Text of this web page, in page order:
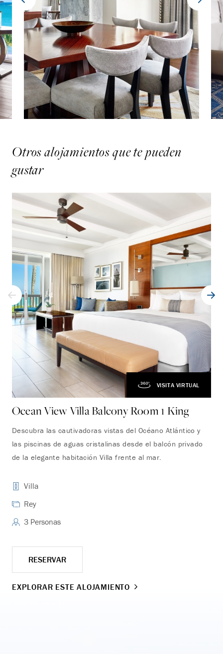
Otros alojamientos que te pueden
gustar
VISITA VIRTUAL
Ocean View Villa Balcony Room 1 King
Descubra las cautivadoras vistas del Océano Atlántico y
las piscinas de aguas cristalinas desde el balcón privado
de la elegante habitación Villa frente al mar.
Villa
Rey
3 Personas
RESERVAR
EXPLORAR ESTE ALOJAMIENTO